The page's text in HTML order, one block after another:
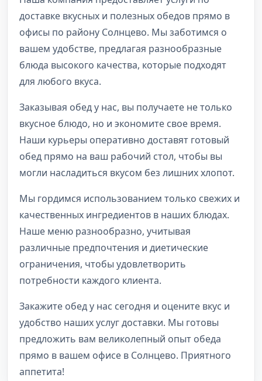
доставке вкусных и полезных обедов прямо в
офисы по району Солнцево. Мы заботимся о
вашем удобстве, предлагая разнообразные
блюда высокого качества, которые подходят
для любого вкуса.
Заказывая обед у нас, вы получаете не только
вкусное блюдо, но и экономите свое время.
Наши курьеры оперативно доставят готовый
обед прямо на ваш рабочий стол, чтобы вы
могли насладиться вкусом без лишних хлопот.
Мы гордимся использованием только свежих и
качественных ингредиентов в наших блюдах.
Наше меню разнообразно, учитывая
различные предпочтения и диетические
ограничения, чтобы удовлетворить
потребности каждого клиента.
Закажите обед у нас сегодня и оцените вкус и
удобство наших услуг доставки. Мы готовы
предложить вам великолепный опыт обеда
прямо в вашем офисе в Солнцево. Приятного
аппетита!